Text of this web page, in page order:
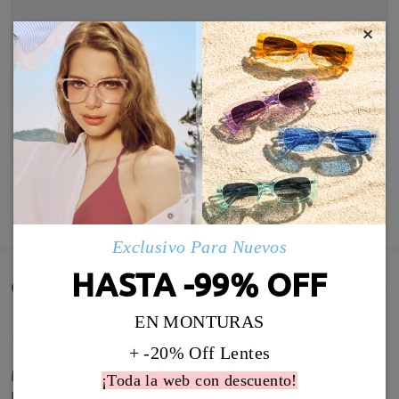
MOSTRAR MÁS
Comentarios de Clientes(214)
Muy bonitas y con detalles en las patillas para que
no sea una gafa sin gracias, el azul es muy bonito,
×
Exclusivo Para Nuevos
HASTA -99% OFF
EN MONTURAS
+ -20% Off Lentes
¡Toda la web con descuento!